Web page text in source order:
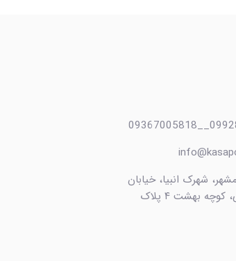
شهرک انبیا، خیابان
شهید رجایی، کوچه بهشت ۴ پلاک